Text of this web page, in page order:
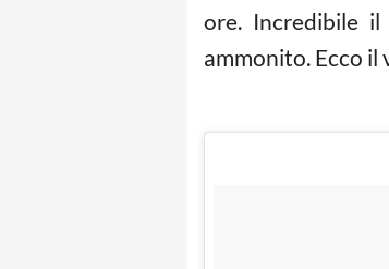
ore. Incredibile
ammonito. Ecco il